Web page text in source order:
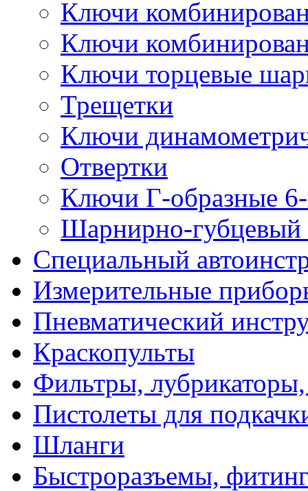
Ключи
Ключи
Ключи торцевые
Трещетки
Ключи
Отвертки
Ключи Г-образные
Шарнирно-губцевый
Специальный
Измерительные
Пневматический
Краскопульты
Фильтры,
Пистолеты для
Шланги
Быстроразъемы,